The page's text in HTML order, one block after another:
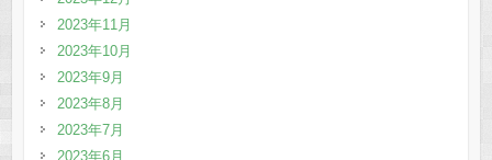
2023年11月
2023年10月
2023年9月
2023年8月
2023年7月
2023年6月